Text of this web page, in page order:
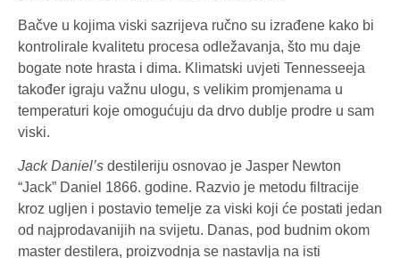
Bačve u kojima viski sazrijeva ručno su izrađene kako bi
kontrolirale kvalitetu procesa odležavanja, što mu daje
bogate note hrasta i dima. Klimatski uvjeti Tennesseeja
također igraju važnu ulogu, s velikim promjenama u
temperaturi koje omogućuju da drvo dublje prodre u sam
viski.
Jack Daniel’s destileriju osnovao je Jasper Newton
“Jack” Daniel 1866. godine. Razvio je metodu filtracije
kroz ugljen i postavio temelje za viski koji će postati jedan
od najprodavanijih na svijetu. Danas, pod budnim okom
master destilera, proizvodnja se nastavlja na isti